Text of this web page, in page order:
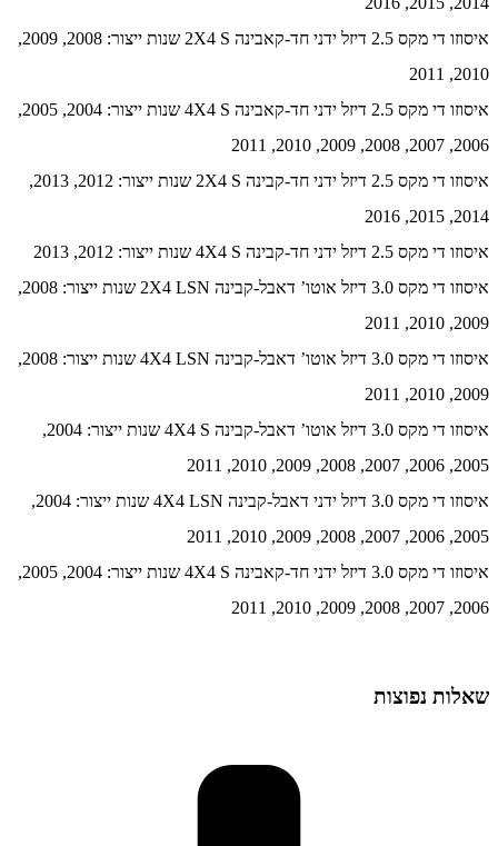
איסוזו די מקס 2.5 דיזל ידני חד-קאבינה 2X4 S שנות ייצור: 2008, 2009,
2010, 2011
איסוזו די מקס 2.5 דיזל ידני חד-קאבינה 4X4 S שנות ייצור: 2004, 2005,
2006, 2007, 2008, 2009, 2010, 2011
איסוזו די מקס 2.5 דיזל ידני חד-קבינה 2X4 S שנות ייצור: 2012, 2013,
2014, 2015, 2016
איסוזו די מקס 2.5 דיזל ידני חד-קבינה 4X4 S שנות ייצור: 2012, 2013
איסוזו די מקס 3.0 דיזל אוטו’ דאבל-קבינה 2X4 LSN שנות ייצור: 2008,
2009, 2010, 2011
איסוזו די מקס 3.0 דיזל אוטו’ דאבל-קבינה 4X4 LSN שנות ייצור: 2008,
2009, 2010, 2011
איסוזו די מקס 3.0 דיזל אוטו’ דאבל-קבינה 4X4 S שנות ייצור: 2004,
2005, 2006, 2007, 2008, 2009, 2010, 2011
איסוזו די מקס 3.0 דיזל ידני דאבל-קבינה 4X4 LSN שנות ייצור: 2004,
2005, 2006, 2007, 2008, 2009, 2010, 2011
איסוזו די מקס 3.0 דיזל ידני חד-קאבינה 4X4 S שנות ייצור: 2004, 2005,
2006, 2007, 2008, 2009, 2010, 2011
שאלות נפוצות